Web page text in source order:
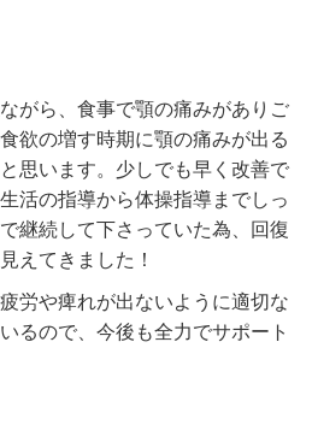
がら、食事で顎の痛みがありご
欲の増す時期に顎の痛みが出る
思います。少しでも早く改善で
活の指導から体操指導までしっ
継続して下さっていた為、回復
えてきました！
労や痺れが出ないように適切な
るので、今後も全力でサポート